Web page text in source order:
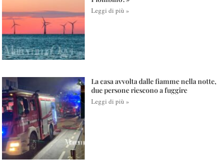
Leggi di più »
La casa avvolta dalle fiamme nella notte,
due persone riescono a fuggire
Leggi di più »